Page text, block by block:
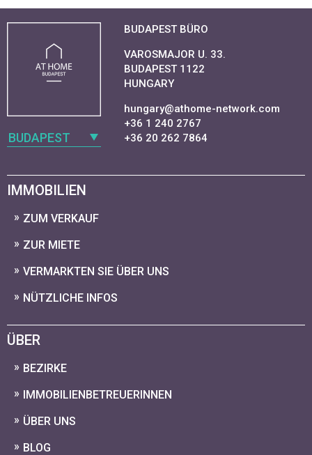
BUDAPEST
BUDAPEST BÜRO
VAROSMAJOR U. 33.
BUDAPEST 1122
HUNGARY
hungary@athome-network.com
+36 1 240 2767
+36 20 262 7864
IMMOBILIEN
ZUM VERKAUF
ZUR MIETE
VERMARKTEN SIE ÜBER UNS
NÜTZLICHE INFOS
ÜBER
BEZIRKE
IMMOBILIENBETREUERINNEN
ÜBER UNS
BLOG